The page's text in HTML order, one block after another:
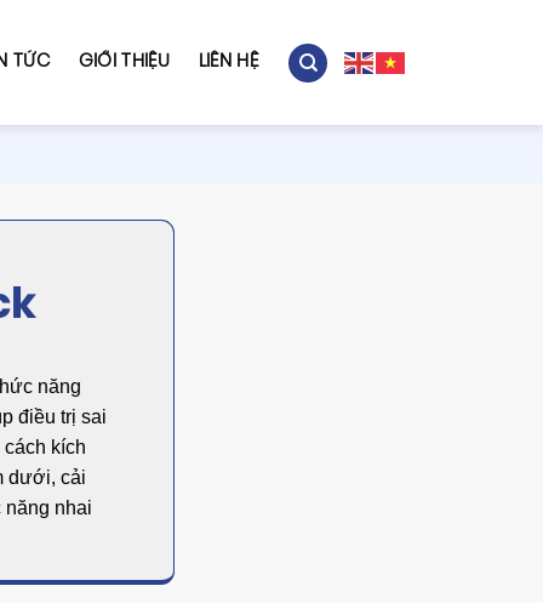
TỨC GIỚI THIỆU LIÊN HỆ
năng
điều trị sai
kích
dưới, cải
năng nhai